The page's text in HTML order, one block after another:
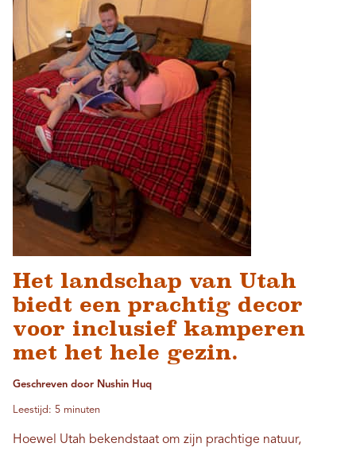
Het landschap van Utah
biedt een prachtig decor
voor inclusief kamperen
met het hele gezin.
Geschreven door Nushin Huq
Leestijd: 5 minuten
Hoewel Utah bekendstaat om zijn prachtige natuur,